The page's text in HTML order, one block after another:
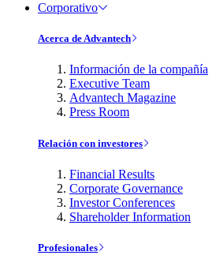
Corporativo
Acerca de Advantech
Información de la compañía
Executive Team
Advantech Magazine
Press Room
Relación con investores
Financial Results
Corporate Governance
Investor Conferences
Shareholder Information
Profesionales